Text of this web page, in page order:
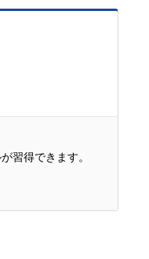
習得できます。